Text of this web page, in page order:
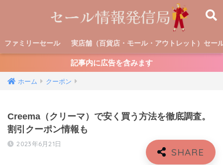
ファミリーセール 実店舗（百貨店・モール・アウトレット）セー
記事内に広告を含みます
ホーム クーポン
Creema（クリーマ）で安く買う方法を徹底調査。
割引クーポン情報も
2023年6月21日